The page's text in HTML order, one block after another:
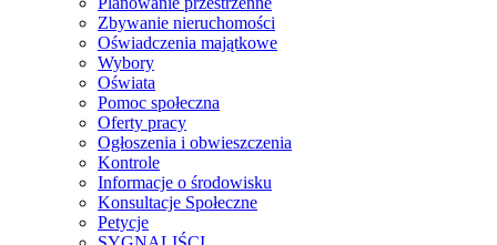
Zbywanie nieruchomości
Oświadczenia majątkowe
Wybory
Oświata
Pomoc społeczna
Oferty pracy
Ogłoszenia i obwieszczenia
Kontrole
Informacje o środowisku
Konsultacje Społeczne
Petycje